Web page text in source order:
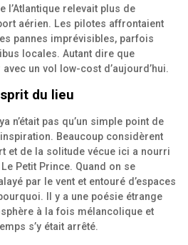
l’Atlantique relevait plus de
aérien. Les pilotes affrontaient
pannes imprévisibles, parfois
locales. Autant dire que
avec un vol low-cost d’aujourd’hui.
du lieu
n’était pas qu’un simple point de
Beaucoup considèrent
et de la solitude vécue ici a nourri
Petit Prince. Quand on se
par le vent et entouré d’espaces
Il y a une poésie étrange
à la fois mélancolique et
s’y était arrêté.